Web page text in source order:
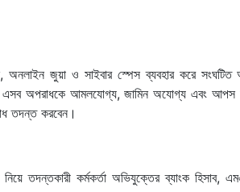
জুয়া ও সাইবার স্পেস ব্যবহার করে সংঘটিত
এসব অপরাধকে আমলযোগ্য, জামিন অযোগ্য এবং আপস
তদন্ত করবেন।
তদন্তকারী কর্মকর্তা অভিযুক্তের ব্যাংক হিসাব,